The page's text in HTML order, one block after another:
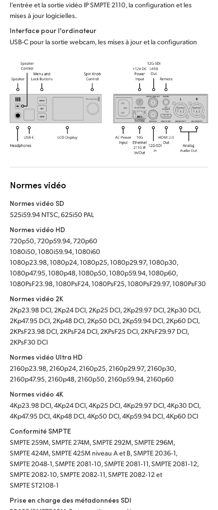
l’entrée et la sortie vidéo IP SMPTE 2110, la configuration et les
mises à jour logicielles.
Interface pour l'ordinateur
USB-C pour la sortie webcam, les mises à jour et la configuration
Normes vidéo
Normes vidéo SD
525i59.94 NTSC, 625i50 PAL
Normes vidéo HD
720p50, 720p59.94, 720p60
1080i50, 1080i59.94, 1080i60
1080p23.98, 1080p24, 1080p25, 1080p29.97, 1080p30,
1080p47.95, 1080p48, 1080p50, 1080p59.94, 1080p60,
1080PsF23.98, 1080PsF24, 1080PsF25, 1080PsF29.97, 1080PsF30
Normes vidéo 2K
2Kp23.98 DCI, 2Kp24 DCI, 2Kp25 DCI, 2Kp29.97 DCI, 2Kp30 DCI,
2Kp47.95 DCI, 2Kp48 DCI, 2Kp50 DCI, 2Kp59.94 DCI, 2Kp60 DCI,
2KPsF23.98 DCI, 2KPsF24 DCI, 2KPsF25 DCI, 2KPsF29.97 DCI,
2KPsF30 DCI
Normes vidéo Ultra HD
2160p23.98, 2160p24, 2160p25, 2160p29.97, 2160p30,
2160p47.95, 2160p48, 2160p50, 2160p59.94, 2160p60
Normes vidéo 4K
4Kp23.98 DCI, 4Kp24 DCI, 4Kp25 DCI, 4Kp29.97 DCI, 4Kp30 DCI,
4Kp47.95 DCI, 4Kp48 DCI, 4Kp50 DCI, 4Kp59.94 DCI, 4Kp60 DCI
Conformité SMPTE
SMPTE 259M, SMPTE 274M, SMPTE 292M, SMPTE 296M,
SMPTE 424M, SMPTE 425M niveau A et B, SMPTE 2036‑1,
SMPTE 2048‑1, SMPTE 2081‑10, SMPTE 2081‑11, SMPTE 2081‑12,
SMPTE 2082‑10, SMPTE 2082‑11, SMPTE 2082‑12 et
SMPTE ST2108‑1
Prise en charge des métadonnées SDI